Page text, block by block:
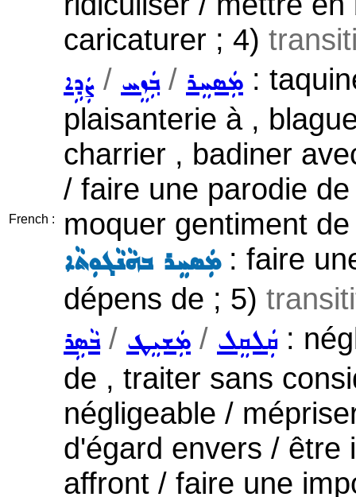
French :
caricaturer ; 4)
ܨܲܕܹܐ / ܒܲܙܸܚ/ ܡܲܣܚܸܪ :
plaisanterie à ,
charrier , badiner
/ faire une parodie
moquer gentiment
ܡܲܣܚܸܪ ܒܗܵܢܵܓܘܼܬܵܐ: faire
dépens de ; 5)
ܒܵܣܹܪ/ ܡܲܫܝܸܛ / ܩܲܠܩܸܠ :
de , traiter sans
négligeable /
d'égard envers / être
affront / faire une